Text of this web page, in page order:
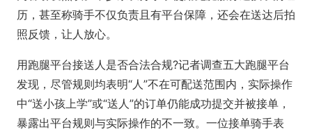
历，甚至称骑手不仅负责且有平台保障，还会在送达后拍
照反馈，让人放心。
用跑腿平台接送人是否合法合规?记者调查五大跑腿平台
发现，尽管规则均表明“人”不在可配送范围内，实际操作
中“送小孩上学”或“送人”的订单仍能成功提交并被接单，
暴露出平台规则与实际操作的不一致。一位接单骑手表